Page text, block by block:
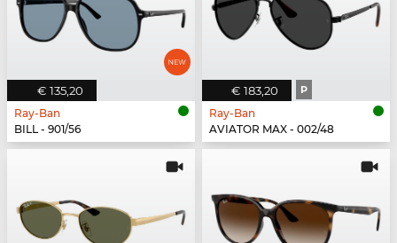
€ 135,20
Ray-Ban
BILL - 901/56
€ 183,20 P
Ray-Ban
AVIATOR MAX - 002/48